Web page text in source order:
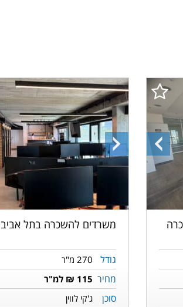
התמונה
הקודמת
התמונה
הבאה
משרדים להשכרה בתל אביב
גודל 270 מ"ר
מחיר 115 ₪ למ"ר
סוכן ג'קי לווין